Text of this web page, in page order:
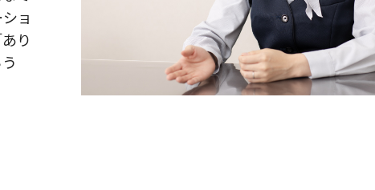
ョ
り